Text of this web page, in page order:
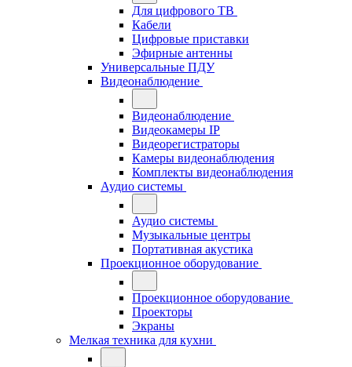
Для цифрового ТВ
Кабели
Цифровые приставки
Эфирные антенны
Универсальные ПДУ
Видеонаблюдение
Видеонаблюдение
Видеокамеры IP
Видеорегистраторы
Камеры видеонаблюдения
Комплекты видеонаблюдения
Аудио системы
Аудио системы
Музыкальные центры
Портативная акустика
Проекционное оборудование
Проекционное оборудование
Проекторы
Экраны
Мелкая техника для кухни